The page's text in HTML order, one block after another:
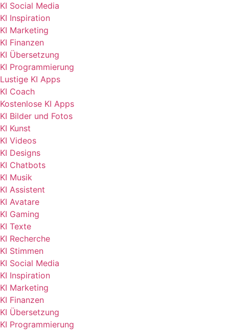
KI Social Media
KI Inspiration
KI Marketing
KI Finanzen
KI Übersetzung
KI Programmierung
Lustige KI Apps
KI Coach
Kostenlose KI Apps
KI Bilder und Fotos
KI Kunst
KI Videos
KI Designs
KI Chatbots
KI Musik
KI Assistent
KI Avatare
KI Gaming
KI Texte
KI Recherche
KI Stimmen
KI Social Media
KI Inspiration
KI Marketing
KI Finanzen
KI Übersetzung
KI Programmierung